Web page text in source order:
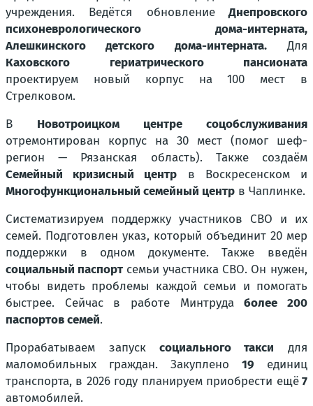
учреждения. Ведётся обновлениеДнепровского
психоневрологического дома-интерната,
Алешкинского детского дома-интерната.Для
Каховского гериатрического пансионата
проектируем новый корпус на 100 мест в
Стрелковом.
В Новотроицком центре соцобслуживания
отремонтирован корпус на 30 мест (помог шеф-
регион — Рязанская область). Также создаём
Семейный кризисный центр в Воскресенском и
Многофункциональный семейный центр в Чаплинке.
Систематизируем поддержку участников СВО и их
семей. Подготовлен указ, который объединит 20 мер
поддержки в одном документе. Также введён
социальный паспорт семьи участника СВО. Он нужен,
чтобы видеть проблемы каждой семьи и помогать
быстрее. Сейчас в работе Минтрудаболее 200
паспортов семей.
Прорабатываем запусксоциального такси для
маломобильных граждан. Закуплено 19 единиц
транспорта, в 2026 году планируем приобрести ещё7
автомобилей.